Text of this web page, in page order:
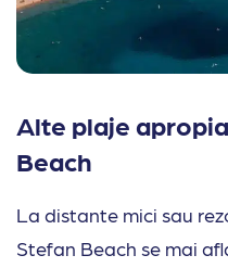
Alte plaje
Beach
La distante mici sau
Stefan Beach se mai